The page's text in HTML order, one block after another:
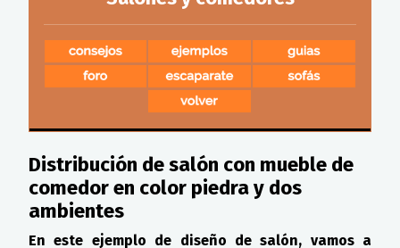
Distribución de salón con mueble de
comedor en color piedra y dos
ambientes
En este ejemplo de diseño de salón, vamos a